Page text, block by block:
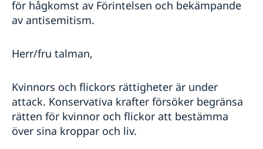
för hågkomst av Förintelsen och bekämpande
av antisemitism.
Herr/fru talman,
Kvinnors och flickors rättigheter är under
attack. Konservativa krafter försöker begränsa
rätten för kvinnor och flickor att bestämma
över sina kroppar och liv.